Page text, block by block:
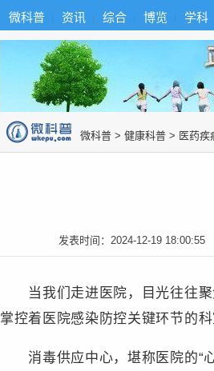
微科普 资讯 综合 博览 学科
微科普 > 健康科普 > 医药疾
发表时间： 2024-12-19 18:00:55
当我们走进医院，目光往往聚
掌控着医院感染防控关键环节的
消毒供应中心，堪称医院的“心